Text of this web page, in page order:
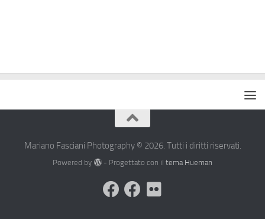
Mariano Fasciani Photography © 2026. Tutti i diritti riservati.
Powered by - Progettato con il tema Hueman